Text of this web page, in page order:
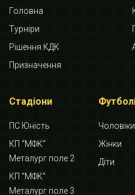
Головна
Турніри
Рішення КДК
Призначення
Стадіони
ПС Юність
КП “МФК”
Металург поле 2
КП “МФК”
Металург поле 3
Чоловіки
Жінки
Діти